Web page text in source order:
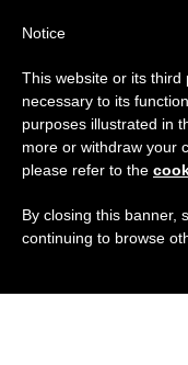
Notice
This website or its third
necessary to its
purposes illustrated in
more or withdraw your
please refer to the
By closing this banner,
continuing to browse